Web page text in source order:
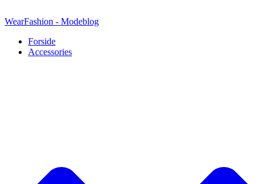
til
WearFashion - Modeblog
Forside
Accessories